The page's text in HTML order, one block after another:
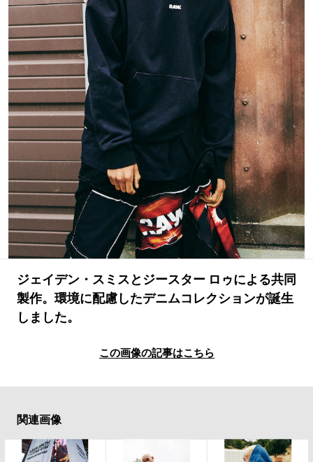
#ととけん #FASHION #MUSIC #MOVIE
#LIFESTYLE #SNEAKER #OUTDOOR
#SPORTS #HANDSOME HANDBOOK
ジェイデン・スミスとジースター ロゥによる共同
製作。環境に配慮したデニムコレクションが誕生
しました。
この画像の記事はこちら
関連画像